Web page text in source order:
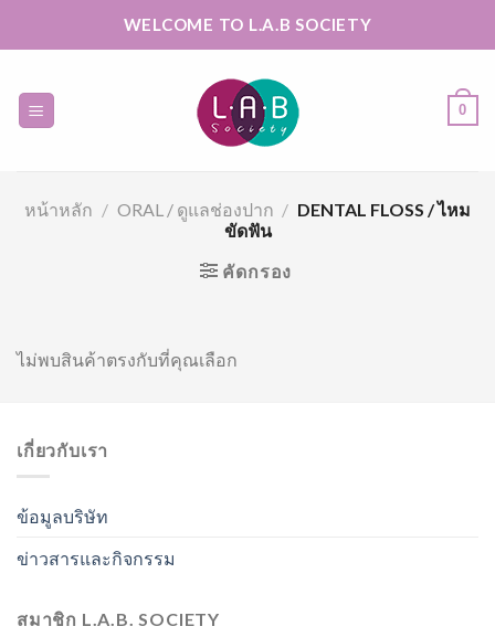
WELCOME TO L.A.B SOCIETY
0
หน้าหลัก / ORAL / ดูแลช่องปาก / DENTAL FLOSS / ไหม
ขัดฟัน
คัดกรอง
ไม่พบสินค้าตรงกับที่คุณเลือก
เกี่ยวกับเรา
ข้อมูลบริษัท
ข่าวสารและกิจกรรม
สมาชิก L.A.B. SOCIETY